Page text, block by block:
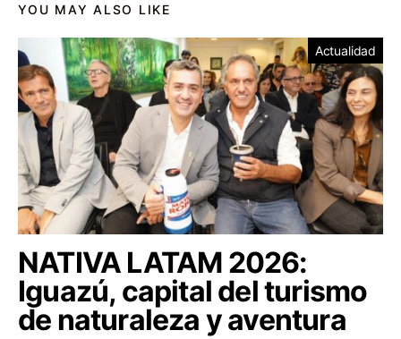
YOU MAY ALSO LIKE
Actualidad
NATIVA LATAM 2026:
Iguazú, capital del turismo
de naturaleza y aventura